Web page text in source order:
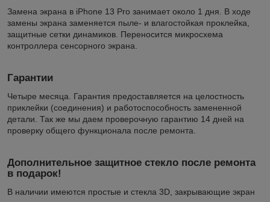
Замена экрана в iPhone 13 Pro занимает около 1 дня. В ходе
замены экрана заменяется пыле- и влагостойкая проклейка,
защитные сетки динамиков. Переносится микросхема
контроллера сенсорного экрана.
Гарантии
Четыре месяца. Гарантия предоставляется на целостность
приклейки (соединения) и работоспособность замененной
детали. Так же мы даем проверочную гарантию 14 дней на
проверку общего функционала после ремонта.
Дополнительное защитное стекло после ремонта
в подарок!
В наличии имеются простые и стекла 3D, закрывающие экран